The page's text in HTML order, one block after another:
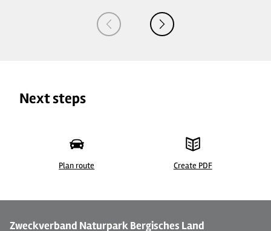
Next steps
Plan route Create PDF
Zweckverband Naturpark Bergisches Land